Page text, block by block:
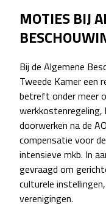
MOTIES BIJ
Bij de Algemene
Tweede Kamer een
betreft onder meer
werkkostenregeling,
doorwerken na de
compensatie voor
intensieve mkb. In
gevraagd om
culturele
verenigingen.